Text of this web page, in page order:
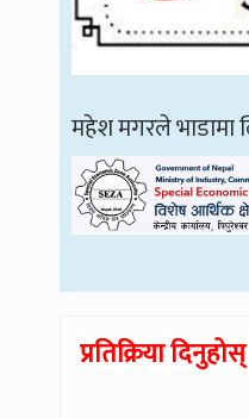
महेश मगरले भाडामा
प्रतिक्रिया दिनुहोस्